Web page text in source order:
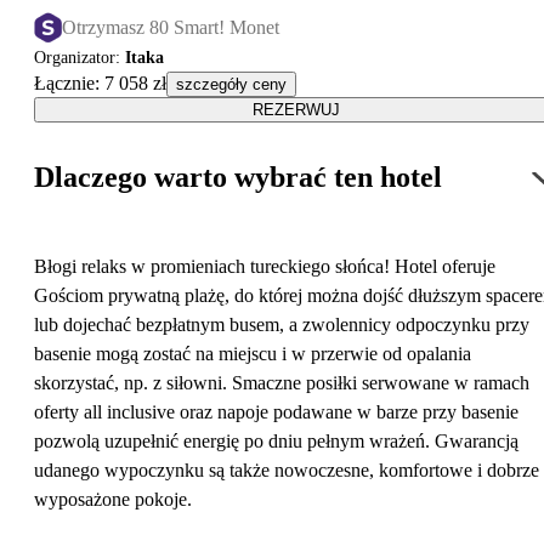
Otrzymasz 80 Smart! Monet
Organizator: Itaka
Łącznie: 7 058 zł szczegóły ceny
REZERWUJ
Dlaczego warto wybrać ten hotel
Błogi relaks w promieniach tureckiego słońca! Hotel oferuje
Gościom prywatną plażę, do której można dojść dłuższym
lub dojechać bezpłatnym busem, a zwolennicy odpoczynku przy
basenie mogą zostać na miejscu i w przerwie od opalania
skorzystać, np. z siłowni. Smaczne posiłki serwowane w ramach
oferty all inclusive oraz napoje podawane w barze przy basenie
pozwolą uzupełnić energię po dniu pełnym wrażeń. Gwarancją
udanego wypoczynku są także nowoczesne, komfortowe i dobrze
wyposażone pokoje.